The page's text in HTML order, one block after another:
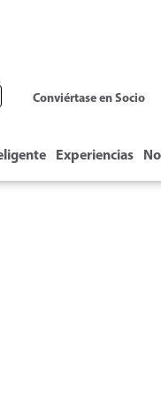
Experiencias
Conviértase en Socio